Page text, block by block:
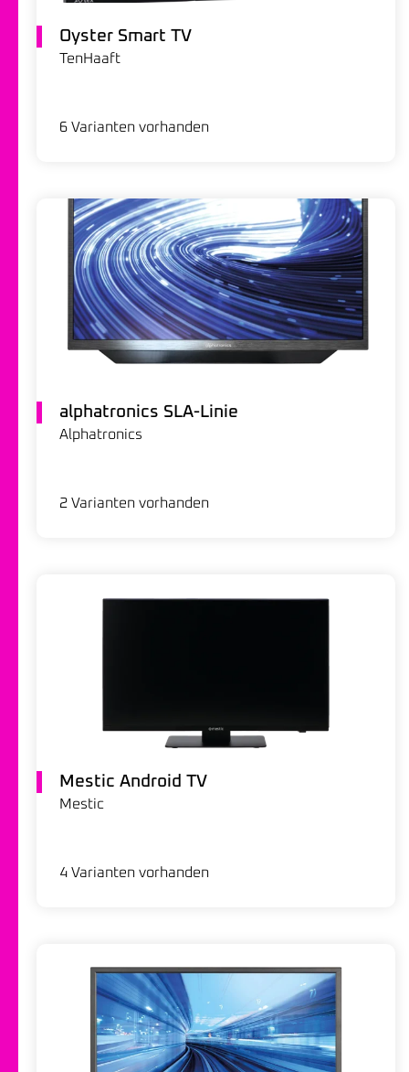
Oyster Smart TV
TenHaaft
6 Varianten vorhanden
alphatronics SLA-Linie
Alphatronics
2 Varianten vorhanden
Mestic Android TV
Mestic
4 Varianten vorhanden